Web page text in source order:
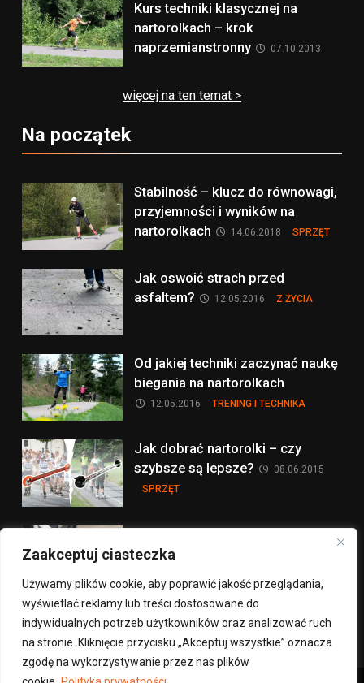
Zaakceptuj ciasteczka
Używamy plików cookie, aby poprawić jakość przeglądania,
wyświetlać reklamy lub treści dostosowane do
indywidualnych potrzeb użytkowników oraz analizować ruch
na stronie. Kliknięcie przycisku „Akceptuj wszystkie” oznacza
zgodę na wykorzystywanie przez nas plików
Kurs techniki klasycznej na
nartorolkach – krok
naprzemianstronny
07.10.2013
więcej na ten temat >
Na początek
Stabilność – klucz do równowagi,
przyjemności i wyników na
nartorolkach
14.06.2018 SPRZĘT
Jak oswoić strach przed
asfaltem?
12.05.2016 Z ŻYCIA
Od jakiej techniki zaczynać naukę
biegania na nartorolkach
12.05.2016 TRENING I TECHNIKA
Jak dobrać nartorolki – czy
szybsze są lepsze?
08.06.2015
SPRZĘT
sprzęt
więcej na ten temat >